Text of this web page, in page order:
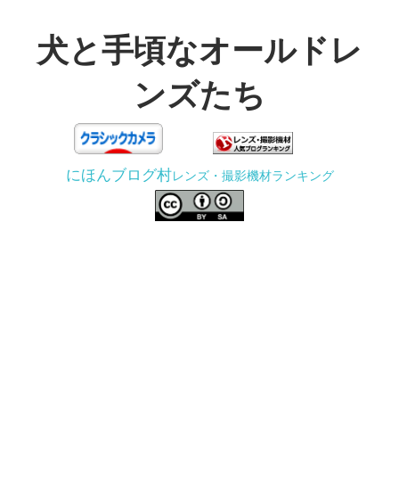
テ犬と手頃なオールドレ
ンズたち
にほんブログ村レンズ・撮影機材ランキング